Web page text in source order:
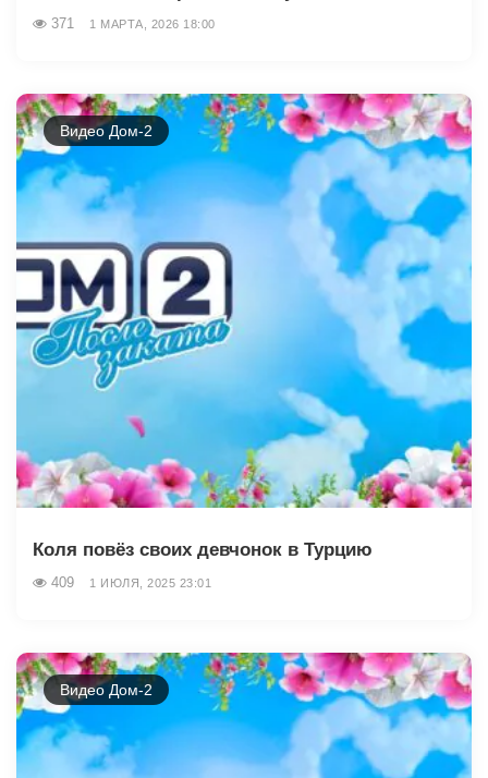
371 1 МАРТА, 2026 18:00
Видео Дом-2
Коля повёз своих девчонок в Турцию
409 1 ИЮЛЯ, 2025 23:01
Видео Дом-2